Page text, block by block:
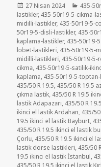
Yayın
tarihi
27 Nisan 2024 435-
lastikler, 435-50r19-5-cikma-
midilli-lastikler, 435-50r19-5-
50r19-5-disli-lastikler, 435-
kaplama-lastikler, 435-50r19-
lobet-lastikleri, 435-50r19-5-
midilli-lastikleri, 435-50r19-
cikma, 435-50r19-5-satilik-
kaplama, 435-50r19-5-
435/50 R 19.5, 435/50 R 19.5
çıkma lastik, 435/50 R 19.5
lastik Adapazarı, 435/50 R
ikinci el lastik Ardahan, 435/
19.5 ikinci el lastik Bayburt,
435/50 R 19.5 ikinci el lastik
Çorlu, 435/50 R 19.5 ikinci el
lastik dorse lastikleri, 435/50
19.5 ikinci el lastik İstanbul,
435/50 R 19.5 ikinci el lastik